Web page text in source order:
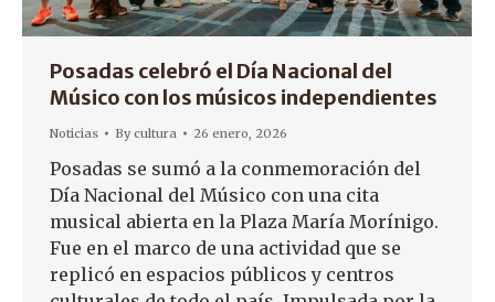
Posadas celebró el Día Nacional del
Músico con los músicos independientes
Noticias Bycultura 26 enero, 2026
Posadas se sumó a la conmemoración del
Día Nacional del Músico con una cita
musical abierta en la Plaza María Morínigo.
Fue en el marco de una actividad que se
replicó en espacios públicos y centros